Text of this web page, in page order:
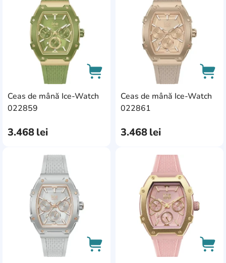
Ceas de mână Ice-Watch
022859
3.468lei
AddCardToCart
Ceas de mână Ice-Watch
022861
3.468lei
AddCardToFavourite